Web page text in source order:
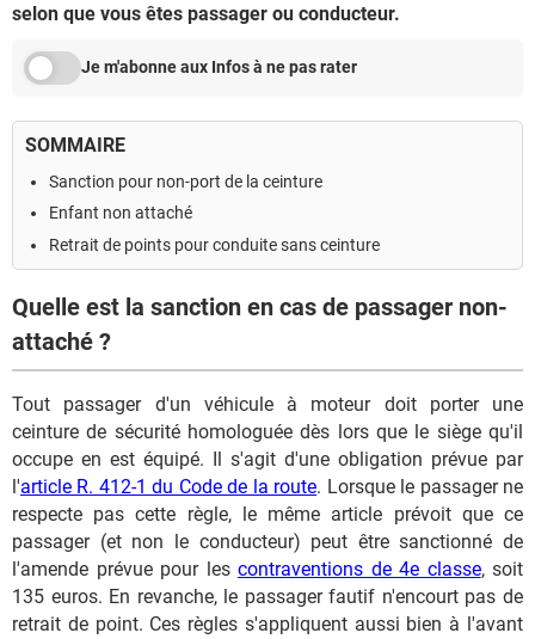
selon que vous êtes passager ou conducteur.
Je m'abonne aux Infos à ne pas rater
SOMMAIRE
Sanction pour non-port de la ceinture
Enfant non attaché
Retrait de points pour conduite sans ceinture
Quelle est la sanction en cas de passager non-
attaché ?
Tout passager d'un véhicule à moteur doit porter une
ceinture de sécurité homologuée dès lors que le siège qu'il
occupe en est équipé. Il s'agit d'une obligation prévue par
l'article R. 412-1 du Code de la route. Lorsque le passager ne
respecte pas cette règle, le même article prévoit que ce
passager (et non le conducteur) peut être sanctionné de
l'amende prévue pour les contraventions de 4e classe, soit
135 euros. En revanche, le passager fautif n'encourt pas de
retrait de point. Ces règles s'appliquent aussi bien à l'avant